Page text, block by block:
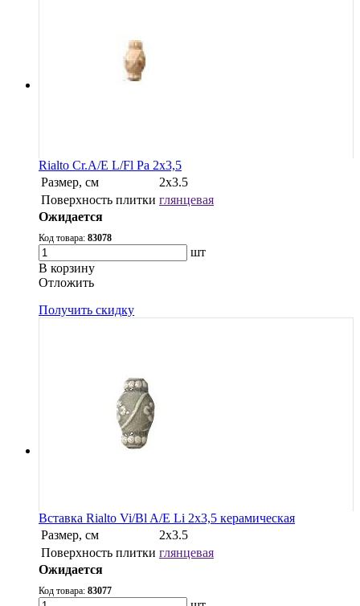
Rialto Cr.A/E L/Fl Pa 2x3,5
Размер, см
2x3.5
Поверхность плитки глянцевая
Ожидается
Код товара: 83078
шт
В корзину
Oтложить
Получить скидку
Вставка Rialto Vi/Bl A/E Li 2x3,5 керамическая
Размер, см
2x3.5
Поверхность плитки глянцевая
Ожидается
Код товара: 83077